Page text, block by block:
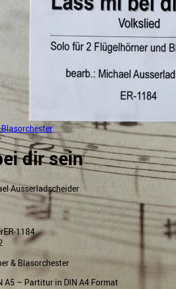
dir sein
Ausserladscheider
ER-1184
& Blasorchester
A5 – Partitur in DIN A4 Format